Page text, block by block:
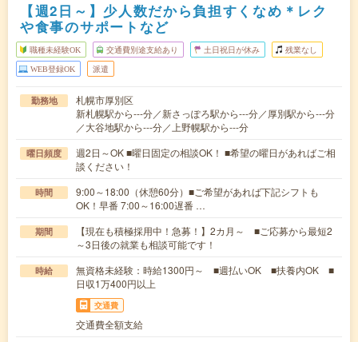
【週2日～】少人数だから負担すくなめ＊レク
や食事のサポートなど
職種未経験OK 交通費別途支給あり 土日祝日が休み 残業なし
WEB登録OK 派遣
勤務地
札幌市厚別区
新札幌駅から---分／新さっぽろ駅から---分／厚別駅から---分
／大谷地駅から---分／上野幌駅から---分
曜日頻度
週2日～OK ■曜日固定の相談OK！ ■希望の曜日があればご相
談ください！
時間
9:00～18:00（休憩60分）■ご希望があれば下記シフトも
OK！早番 7:00～16:00遅番 …
期間
【現在も積極採用中！急募！】2カ月～ ■ご応募から最短2
～3日後の就業も相談可能です！
時給
無資格未経験：時給1300円～ ■週払いOK ■扶養内OK ■
日収1万400円以上
交通費
交通費全額支給